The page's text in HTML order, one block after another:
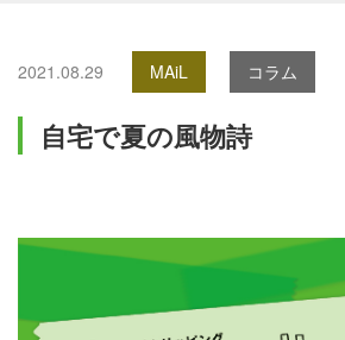
2021.08.29 MAiL コラム
自宅で夏の風物詩